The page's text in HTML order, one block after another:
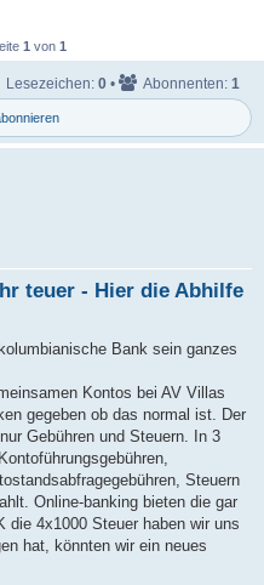
1 von 1
Lesezeichen: 0• Abonnenten: 1
teuer - Hier die Abhilfe
Bank sein ganzes
Kontos bei AV Villas
gegeben ob das normal ist. Der
Gebühren und Steuern. In 3
Steuern
Online-banking bieten die gar
4x1000 Steuer haben wir uns
hat, könnten wir ein neues